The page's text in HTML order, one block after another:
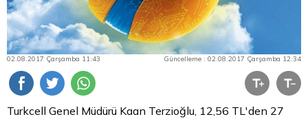
02.08.2017 Çarşamba 11:43 Güncelleme : 02.08.2017 Çarşamba 12:34
Turkcell Genel Müdürü Kaan Terzioğlu, 12,56 TL'den 27